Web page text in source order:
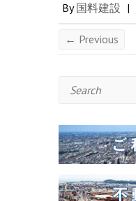
By国料建設 |
← Previous
Search